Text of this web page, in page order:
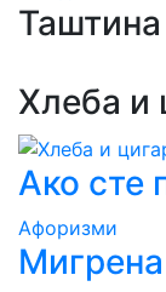
Хлеба и
Ако сте
Aфоризми
Мигрена